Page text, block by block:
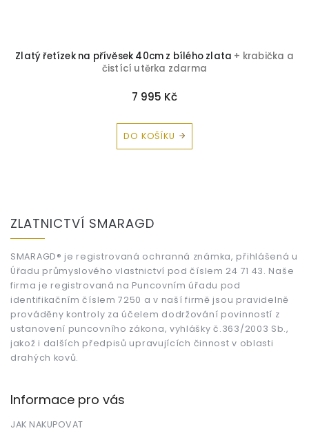
Zlatý řetízek na přívěsek 40cm z bílého zlata + krabička a
čistící utěrka zdarma
7 995 Kč
DO KOŠÍKU
ZLATNICTVÍ SMARAGD
SMARAGD® je registrovaná ochranná známka, přihlášená u
Úřadu průmyslového vlastnictví pod číslem 24 71 43. Naše
firma je registrovaná na Puncovním úřadu pod
identifikačním číslem 7250 a v naší firmě jsou pravidelně
prováděny kontroly za účelem dodržování povinností z
ustanovení puncovního zákona, vyhlášky č.363/2003 Sb.,
jakož i dalších předpisů upravujících činnost v oblasti
drahých kovů.
Informace pro vás
JAK NAKUPOVAT